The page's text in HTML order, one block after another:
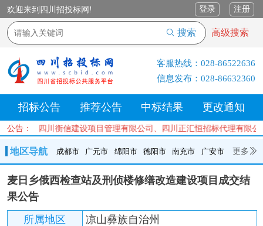
欢迎来到四川招投标网! 登录 注册
搜索 高级搜索
客服热线： 028-86522636
信息发布： 028-86632360
招标公告 推荐公告 中标结果 更改通知
公告：、四川衡信建设项目管理有限公司、四川正汇恒招标代理
地区导航 成都市 广元市 绵阳市 德阳市 南充市 广安市 更多
成都市 广元市 绵阳市 德阳市 南充市 广安市
遂宁市
内江市
达州市
资阳市 眉山市 雅安市 阿坝州 甘孜州 凉山州
麦日乡俄西检查站及刑侦楼修缮改造建设项目成交结
果公告
所属地区
凉山彝族自治州